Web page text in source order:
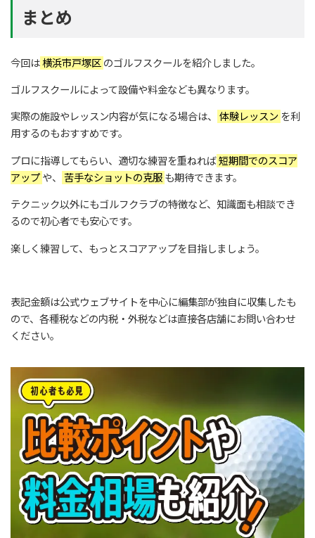
まとめ
今回は横浜市戸塚区 のゴルフスクールを紹介しました。
ゴルフスクールによって設備や料金なども異なります。
実際の施設やレッスン内容が気になる場合は、 体験レッスン を利
用するのもおすすめです。
プロに指導してもらい、適切な練習を重ねれば短期間でのスコア
アップ や、 苦手なショットの克服 も期待できます。
テクニック以外にもゴルフクラブの特徴など、知識面も相談でき
るので初心者でも安心です。
楽しく練習して、もっとスコアアップを目指しましょう。
表記金額は公式ウェブサイトを中心に編集部が独自に収集したも
ので、各種税などの内税・外税などは直接各店舗にお問い合わせ
ください。